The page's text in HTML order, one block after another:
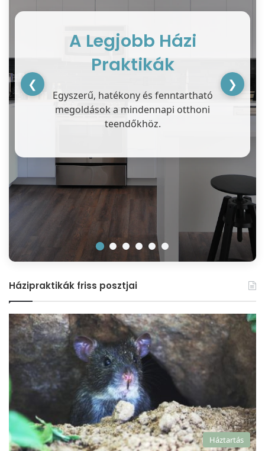
A Legjobb Házi
Praktikák
Egyszerű, hatékony és fenntartható
megoldások a mindennapi otthoni
teendőkhöz.
❮ ❯
Házipraktikák friss posztjai
Háztartás